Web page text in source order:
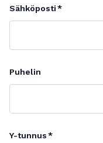
Sähköposti
Puhelin
Y-tunnus